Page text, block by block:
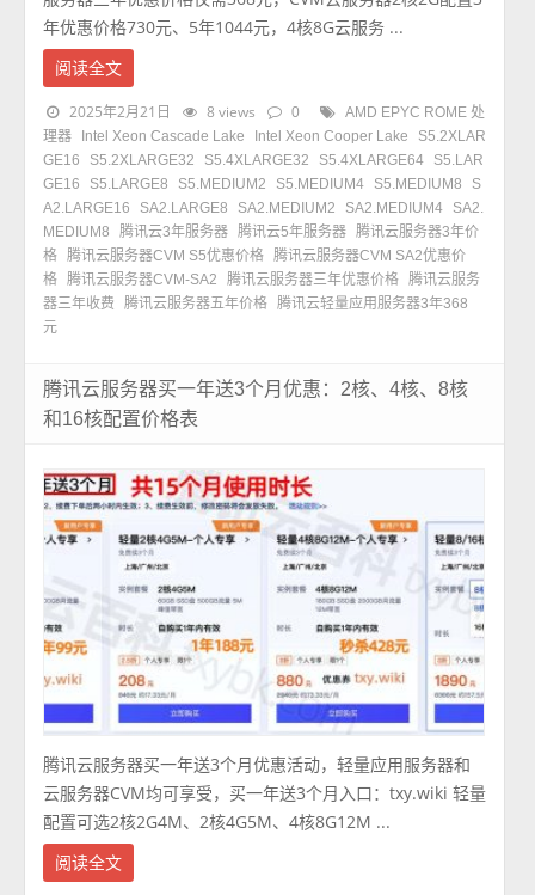
年优惠价格730元、5年1044元，4核8G云服务 ...
阅读全文
2025年2月21日 8 views 0
AMD EPYC ROME 处
理器
Intel Xeon Cascade Lake Intel Xeon Cooper Lake
S5.2XLAR
GE16
S5.2XLARGE32 S5.4XLARGE32 S5.4XLARGE64
S5.LAR
GE16
S5.LARGE8 S5.MEDIUM2 S5.MEDIUM4 S5.MEDIUM8
S
A2.LARGE16
SA2.LARGE8 SA2.MEDIUM2 SA2.MEDIUM4
SA2.
MEDIUM8
腾讯云3年服务器 腾讯云5年服务器 腾讯云服务器3年价
格 腾讯云服务器CVM S5优惠价格 腾讯云服务器CVM SA2优惠价
格 腾讯云服务器CVM-SA2 腾讯云服务器三年优惠价格 腾讯云服务
器三年收费
腾讯云服务器五年价格 腾讯云轻量应用服务器3年368
元
腾讯云服务器买一年送3个月优惠：2核、4核、8核
和16核配置价格表
腾讯云服务器买一年送3个月优惠活动，轻量应用服务器和
云服务器CVM均可享受，买一年送3个月入口：txy.wiki 轻量
配置可选2核2G4M、2核4G5M、4核8G12M ...
阅读全文